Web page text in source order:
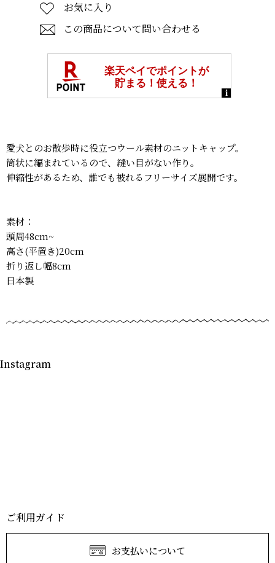
お気に入り
この商品について問い合わせる
愛犬とのお散歩時に役立つウール素材のニットキャップ。
筒状に編まれているので、縫い目がない作り。
伸縮性があるため、誰でも被れるフリーサイズ展開です。
素材：
頭周48cm~
高さ(平置き)20cm
折り返し幅8cm
日本製
Instagram
ご利用ガイド
お支払いについて